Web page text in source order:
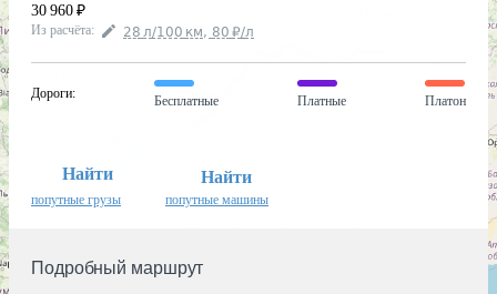
30 960 ₽
Из расчёта: 28 л/100 км, 80 ₽/л
Дороги:
Бесплатные Платные Платон
Найти
попутные грузы
Найти
попутные машины
Подробный маршрут